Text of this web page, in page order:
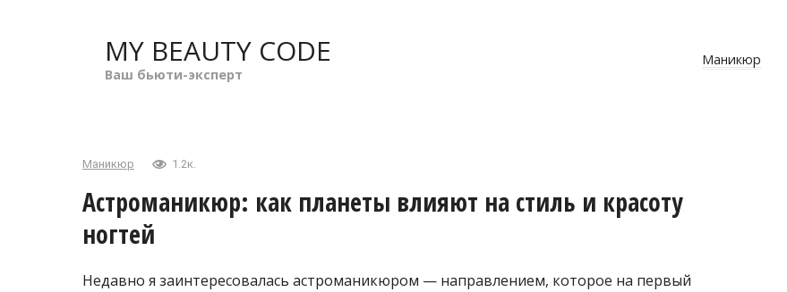
MY BEAUTY CODE
Ваш бьюти-эксперт
Маникюр
Маникюр 1.2к.
Астроманикюр: как планеты влияют на стиль и красоту
ногтей
Недавно я заинтересовалась астроманикюром — направлением, которое на первый